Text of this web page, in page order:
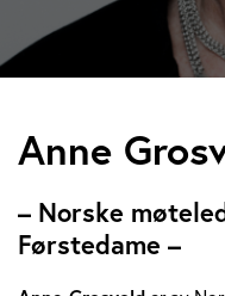
A
n
n
Anne
– Norske
Førstedame –